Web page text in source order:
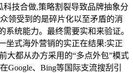
科技合做,策略割裂导致品牌抽象分
领受到的是碎片化以至矛盾的消
系统能力。最终需要实和来验证。
坐式海外营销的实正在结果:实正
大都从办方采用的“多点外包”模式
Google、Bing等国际支流搜刮引